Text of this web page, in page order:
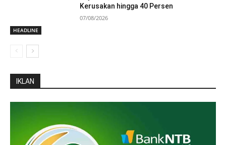
HEADLINE
Kerusakan hingga 40 Persen
07/08/2026
IKLAN